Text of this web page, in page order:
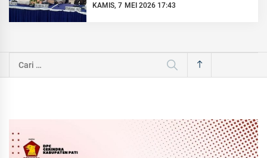
KAMIS, 7 MEI 2026 17:43
Cari